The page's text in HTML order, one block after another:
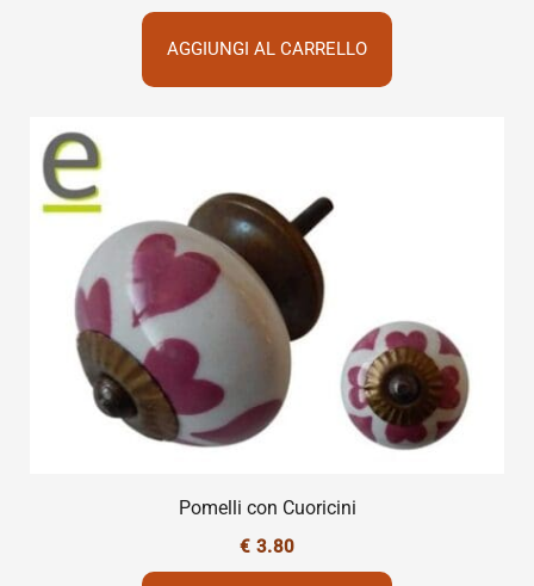
AGGIUNGI AL CARRELLO
Pomelli con Cuoricini
€ 3.80